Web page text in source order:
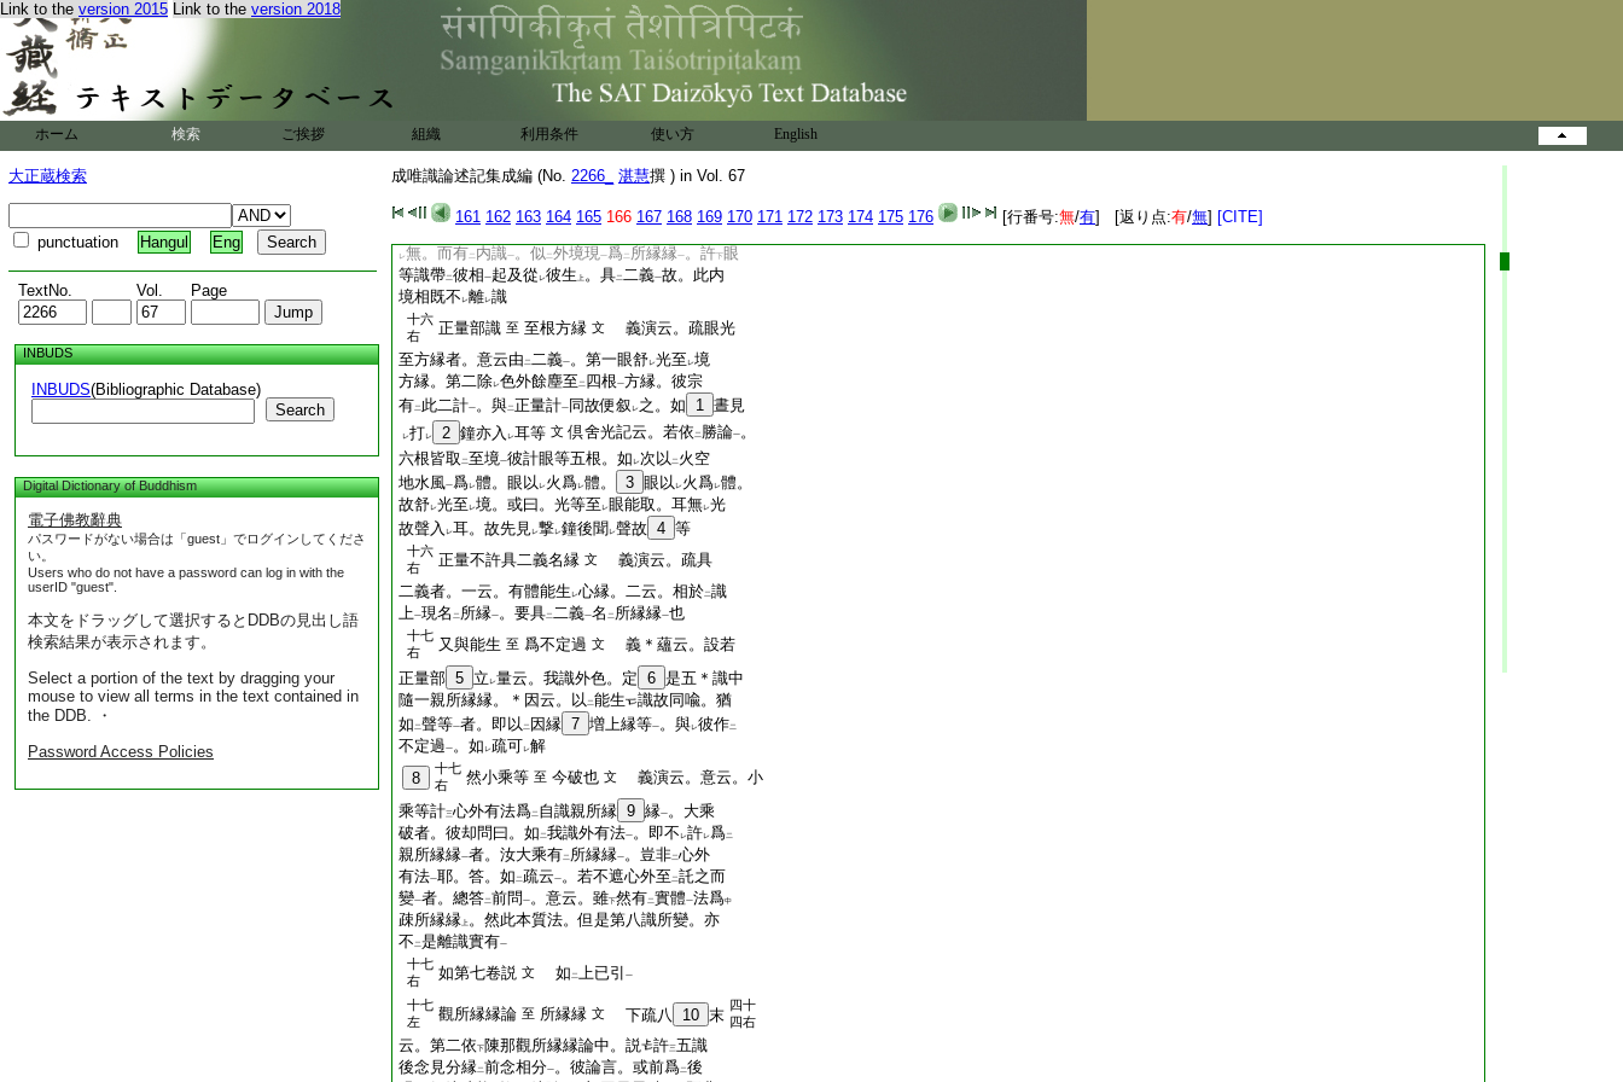
Link to the version 2015 Link to the version 2018
ホーム 検索 ご挨拶 組織 利用条件 使い方 English
大正蔵検索
punctuation Hangul Eng
TextNo. Vol. Page
INBUDS
INBUDS(Bibliographic Database)
Search
Digital Dictionary of Buddhism
電子佛教辭典
パスワードがない場合は「guest」でログインしてくださ
い。
Users who do not have a password can log in with the
userID "guest".
本文をドラッグして選択するとDDBの見出し語
検索結果が表示されます。
Select a portion of the text by dragging your
mouse to view all terms in the text contained in
the DDB. ・
Password Access Policies
成唯識論述記集成編 (No. 2266_ 湛慧撰 ) in Vol. 67
161 162 163 164 165 166 167 168 169 170 171 172 173 174 175 176 [行番号:無/有] [返り点:有/無] [CITE]
第二卷末 文 論二 二十
七右
云。執レ レ識所
者彼説。外境是所縁。相分名 二行相 一。見
事。是心心所自體相故。心與二 心所 一同
所依縁。行相相似。事雖 數等 而相各異。識
受想等相各別故。達レ無 二離 識所縁境 一 者則
説。相分是所縁。見分名 行相 。相見所依自體
名レ事。即自證分
左
觀所縁論
レ無。而有二 内識一。似二外境現一爲 二 所縁縁一。許下眼
等識帶二彼相一起及從 レ彼生 上 。具二二義一故。此内
境相既不 レ離レ識
十六
右
正量部識 至 至根方縁 文
義演云。疏眼光
至方縁者。意云由 二二義一。第一眼舒レ光至 レ境
方縁。第二除レ色外餘塵至 二 四根一方縁。彼宗
有二 此二計一。與二正量計一 同故便叙 レ之。如 1 晝見
レ打レ 2 鐘亦入 レ耳等 文 倶舍光記云。若依 二 勝論一。
六根皆取 二至境一彼計眼等五根。如 レ次以 二 火空
地水風一爲レ體。眼以 レ火爲レ體。 3 眼以 レ火爲レ體。
故舒レ光至 レ境。或曰。光等至 レ眼能取。耳無レ光
故聲入 レ耳。故先見レ撃レ鐘後聞 レ聲故 4 等
十六
右
正量不許具二義名縁 文
義演云。疏具
二義者。一云。有體能生 レ心縁。二云。相於二識
上一現名 二 所縁一。要具二二義一名 二 所縁縁一也
十七
右
又與能生 至 爲不定過 文
義＊蘊云。設若
正量部 5 立 レ量云。我識外色。定 6 是五＊識中
隨一親所縁縁。＊因云。以 二能生
識故同喩。猶
如 二聲等一者。即以 二 因縁 7 増上縁等一。與レ彼作二
不定過一。如 レ疏可レ解
8
十七
右
然小乘等 至 今破也 文
義演云。意云。小
乘等計三心外有法爲二 自識親所縁 9 縁一。大乘
破者。彼却問曰。如 二我識外有法一。即不 レ許レ爲二
親所縁縁一者。汝大乘有二 所縁縁一。豈非二心外
有法一耶。答。如 二疏云一。若不遮心外至 二託之而
變一者。總答二前問一。意云。雖下然有二實體一法爲中
疎所縁縁 上 。然此本質法。但是第八識所變。亦
不 二是離識實有一
十七
右
如第七卷説 文 如 二上已引 一
十七
左
觀所縁縁論 至 所縁縁 文 下疏八 10 末
四十
四右
云。第二依下陳那觀所縁縁論中。説 許三五識
後念見分縁二前念相分一。彼論言。或前爲二後